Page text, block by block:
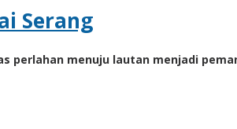
Serang
perlahan menuju lautan menjadi